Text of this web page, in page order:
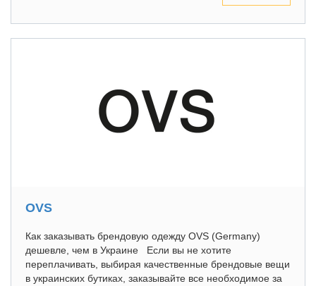
OVS
Как заказывать брендовую одежду OVS (Germany)
дешевле, чем в Украине Если вы не хотите
переплачивать, выбирая качественные брендовые вещи
в украинских бутиках, заказывайте все необходимое за